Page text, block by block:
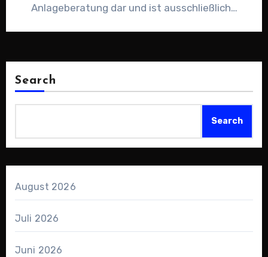
Anlageberatung dar und ist ausschließlich…
Search
Search
August 2026
Juli 2026
Juni 2026